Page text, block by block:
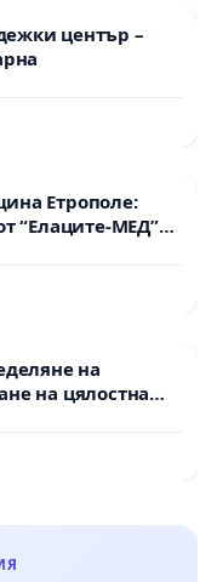
център –
Етрополе:
“Елаците-МЕД”
всички
на
на цялостна
път между